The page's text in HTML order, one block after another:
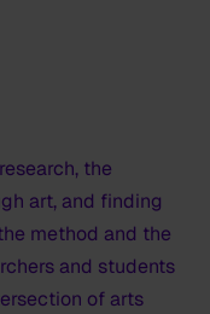
the
art, and finding
method and the
and students
of arts